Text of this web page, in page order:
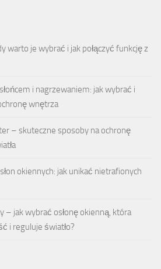
warto je wybrać i jak połączyć funkcję z
i nagrzewaniem: jak wybrać i
wnętrza
– skuteczne sposoby na ochronę
okiennych: jak unikać nietrafionych
– jak wybrać osłonę okienną, która
i reguluje światło?